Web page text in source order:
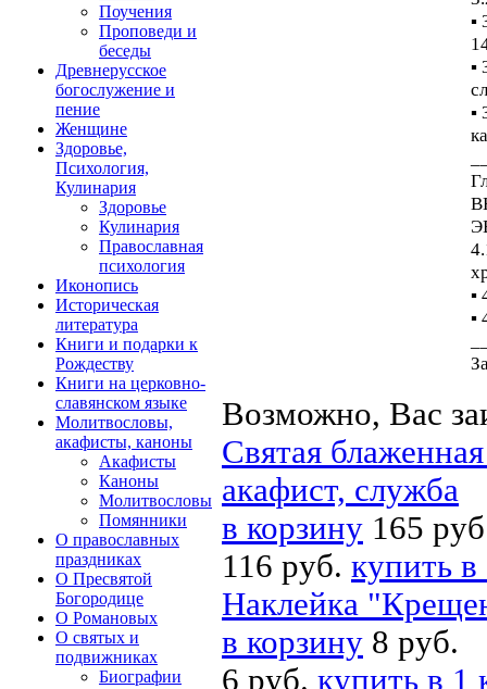
Поучения
Проповеди и
беседы
Древнерусское
богослужение и
пение
Женщине
Здоровье,
Психология,
Кулинария
Здоровье
Кулинария
Православная
психология
Иконопись
Историческая
литература
Книги и подарки к
Рождеству
Книги на церковно-
славянском языке
Молитвословы,
акафисты, каноны
Акафисты
Каноны
Молитвословы
Помянники
О православных
праздниках
О Пресвятой
Богородице
О Романовых
О святых и
подвижниках
Биографии
▪
▪
▪
▪
▪
Возможно, Вас
Святая
акафист, служба
в корзину 165
116 руб. купить в
Наклейка
в корзину 8 руб.
6 руб. купить в 1